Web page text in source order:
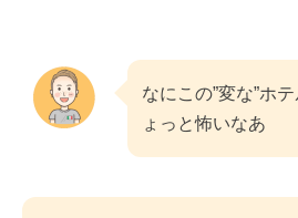
なにこの”変な”ホ
ょっと怖いなあ